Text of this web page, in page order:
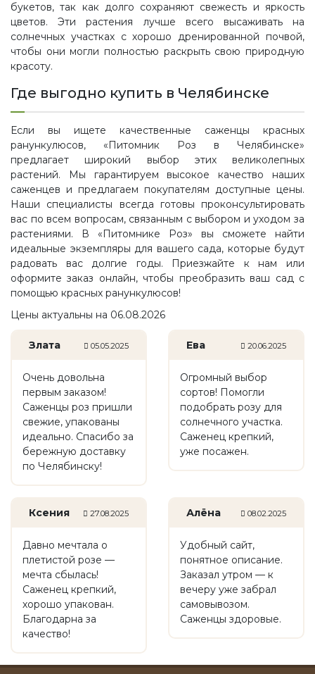
букетов, так как долго сохраняют свежесть и яркость
цветов. Эти растения лучше всего высаживать на
солнечных участках с хорошо дренированной почвой,
чтобы они могли полностью раскрыть свою природную
красоту.
Где выгодно купить в Челябинске
Если вы ищете качественные саженцы красных
ранункулюсов, «Питомник Роз в Челябинске»
предлагает широкий выбор этих великолепных
растений. Мы гарантируем высокое качество наших
саженцев и предлагаем покупателям доступные цены.
Наши специалисты всегда готовы проконсультировать
вас по всем вопросам, связанным с выбором и уходом за
растениями. В «Питомнике Роз» вы сможете найти
идеальные экземпляры для вашего сада, которые будут
радовать вас долгие годы. Приезжайте к нам или
оформите заказ онлайн, чтобы преобразить ваш сад с
помощью красных ранункулюсов!
Цены актуальны на 06.08.2026
Злата 05.05.2025
Очень довольна
первым заказом!
Саженцы роз пришли
свежие, упакованы
идеально. Спасибо за
бережную доставку
по Челябинску!
Ева 20.06.2025
Огромный выбор
сортов! Помогли
подобрать розу для
солнечного участка.
Саженец крепкий,
уже посажен.
Ксения 27.08.2025
Давно мечтала о
плетистой розе —
мечта сбылась!
Саженец крепкий,
хорошо упакован.
Благодарна за
качество!
Алёна 08.02.2025
Удобный сайт,
понятное описание.
Заказал утром — к
вечеру уже забрал
самовывозом.
Саженцы здоровые.